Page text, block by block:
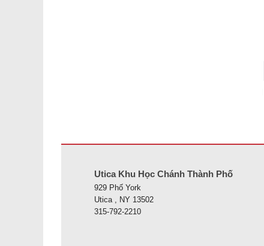
Utica Khu Học Chánh Thành Phố
929 Phố York
Utica , NY 13502
315-792-2210